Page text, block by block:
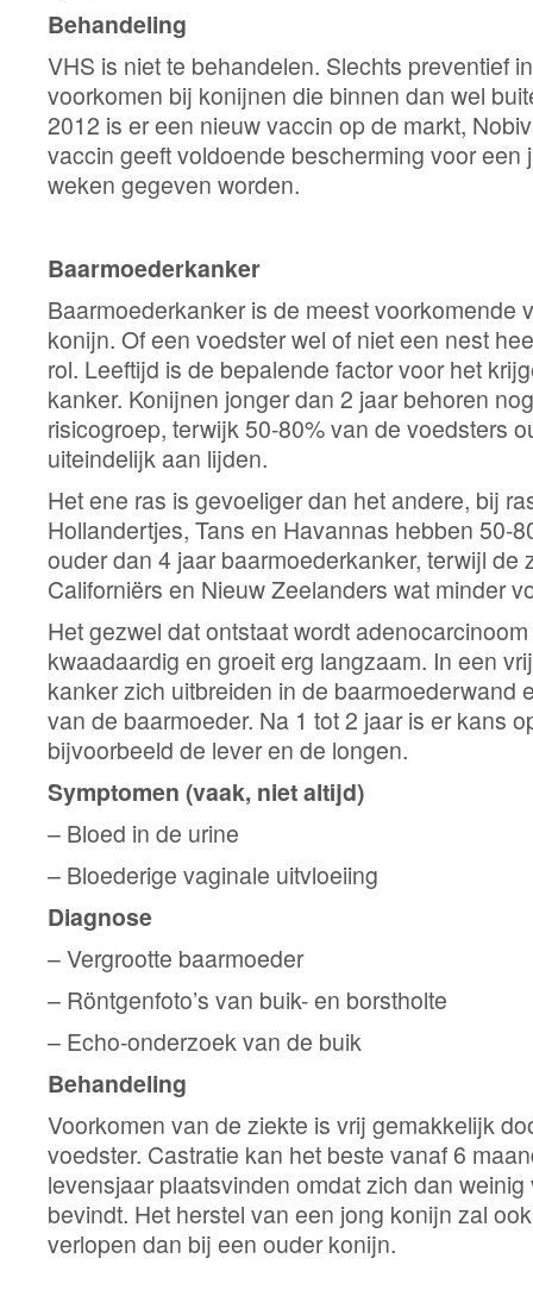
Behandeling
VHS is niet te behandelen. Slechts preventief
voorkomen bij konijnen die binnen dan wel
2012 is er een nieuw vaccin op de markt,
vaccin geeft voldoende bescherming voor een
weken gegeven worden.
Baarmoederkanker
Baarmoederkanker is de meest voorkomende
konijn. Of een voedster wel of niet een nest
rol. Leeftijd is de bepalende factor voor het
kanker. Konijnen jonger dan 2 jaar behoren
risicogroep, terwijk 50-80% van de voedsters
uiteindelijk aan lijden.
Het ene ras is gevoeliger dan het andere, bij
Hollandertjes, Tans en Havannas hebben 50-
ouder dan 4 jaar baarmoederkanker, terwijl de
Californiërs en Nieuw Zeelanders wat minder
Het gezwel dat ontstaat wordt
kwaadaardig en groeit erg langzaam. In een
kanker zich uitbreiden in de baarmoederwand
van de baarmoeder. Na 1 tot 2 jaar is er kans
bijvoorbeeld de lever en de longen.
Symptomen (vaak, niet altijd)
– Bloed in de urine
– Bloederige vaginale uitvloeiing
Diagnose
– Vergrootte baarmoeder
– Röntgenfoto’s van buik- en borstholte
– Echo-onderzoek van de buik
Behandeling
Voorkomen van de ziekte is vrij gemakkelijk
voedster. Castratie kan het beste vanaf 6
levensjaar plaatsvinden omdat zich dan
bevindt. Het herstel van een jong konijn zal
verlopen dan bij een ouder konijn.